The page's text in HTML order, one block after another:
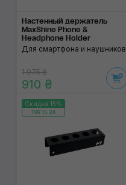
Настенный держатель
MaxShine Phone &
Headphone Holder
Для смартфона и наушников
1 075 ₴
910 ₴
Скидка 15%
166:15:24